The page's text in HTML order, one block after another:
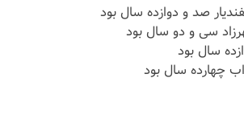
صد و دوازده سال بود
سی و دو سال بود
سال بود
چهارده سال بود